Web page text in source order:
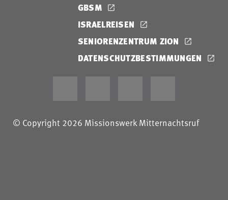
GBSM
ISRAELREISEN
SENIORENZENTRUM ZION
DATENSCHUTZBESTIMMUNGEN
© Copyright 2026 Missionswerk Mitternachtsruf